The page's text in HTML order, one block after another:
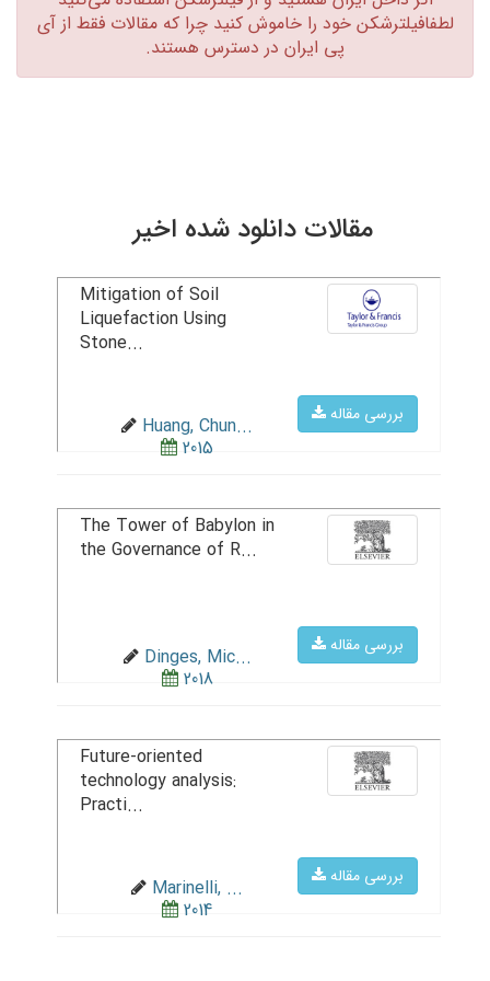
لطفافیلترشکن خود را خاموش کنید چرا که مقالات فقط از آی
پی ایران در دسترس هستند.‏
مقالات دانلود شده اخیر
بررسی مقاله
Mitigation of Soil
Liquefaction Using
Stone...
Huang, Chun...
2015
بررسی مقاله
The Tower of Babylon in
the Governance of R...
Dinges, Mic...
2018
بررسی مقاله
Future-oriented
technology analysis:
Practi...
Marinelli, ...
2014